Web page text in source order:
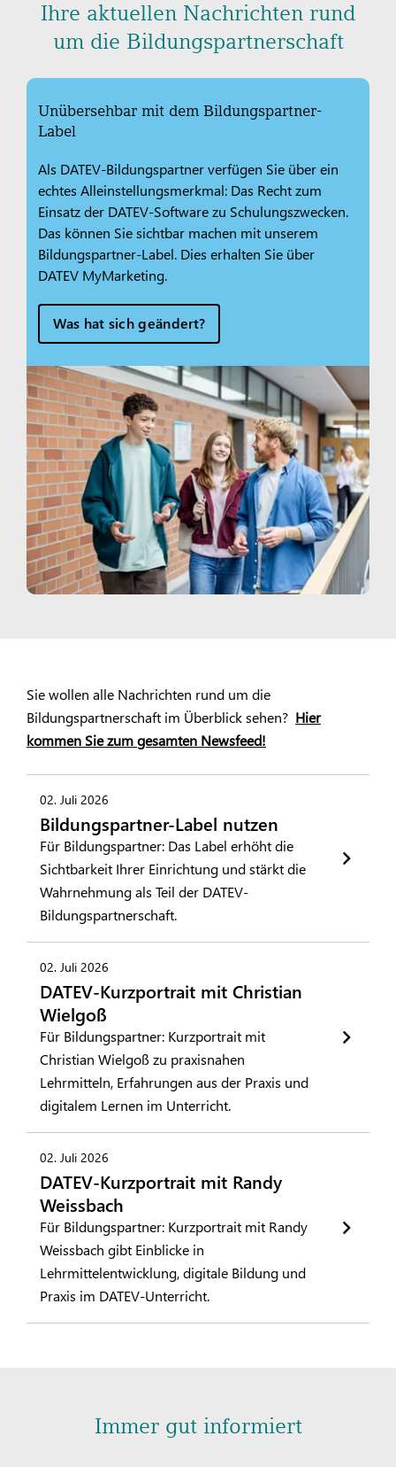
Ihre aktuellen Nachrichten rund
um die Bildungspartnerschaft
Unübersehbar mit dem Bildungspartner-
Label
Als DATEV-Bildungspartner verfügen Sie über ein
echtes Alleinstellungsmerkmal: Das Recht zum
Einsatz der DATEV-Software zu Schulungszwecken.
Das können Sie sichtbar machen mit unserem
Bildungspartner-Label. Dies erhalten Sie über
DATEV MyMarketing.
Was hat sich geändert?
Sie wollen alle Nachrichten rund um die
Bildungspartnerschaft im Überblick sehen? Hier
kommen Sie zum gesamten Newsfeed!
02. Juli 2026
Bildungspartner-Label nutzen
Für Bildungspartner: Das Label erhöht die
Sichtbarkeit Ihrer Einrichtung und stärkt die
Wahrnehmung als Teil der DATEV-
Bildungspartnerschaft.
02. Juli 2026
DATEV-Kurzportrait mit Christian
Wielgoß
Für Bildungspartner: Kurzportrait mit
Christian Wielgoß zu praxisnahen
Lehrmitteln, Erfahrungen aus der Praxis und
digitalem Lernen im Unterricht.
02. Juli 2026
DATEV-Kurzportrait mit Randy
Weissbach
Für Bildungspartner: Kurzportrait mit Randy
Weissbach gibt Einblicke in
Lehrmittelentwicklung, digitale Bildung und
Praxis im DATEV-Unterricht.
Immer gut informiert